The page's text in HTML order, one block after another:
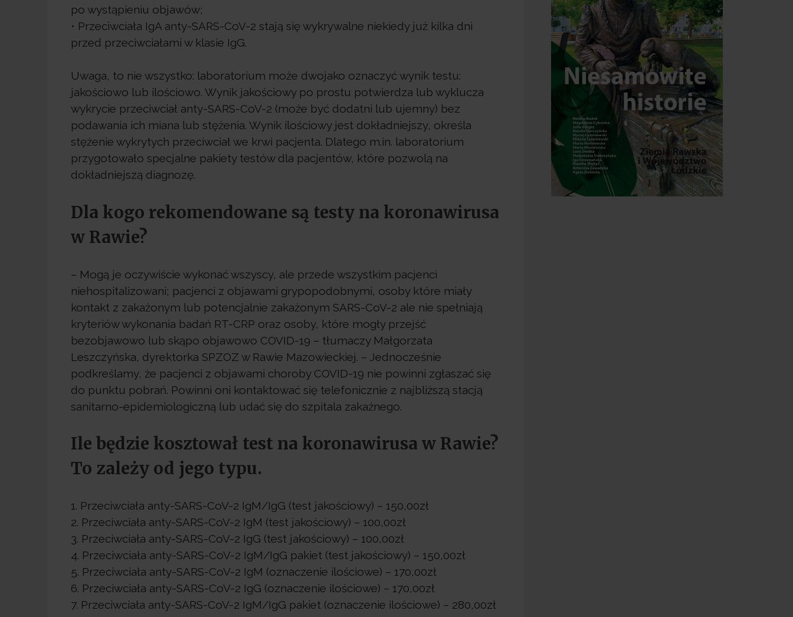
po wystąpieniu objawów;
• Przeciwciała IgA anty-SARS-CoV-2 stają się wykrywalne niekiedy już kilka dni
przed przeciwciałami w klasie IgG.
Uwaga, to nie wszystko: laboratorium może dwojako oznaczyć wynik testu:
jakościowo lub ilościowo. Wynik jakościowy po prostu potwierdza lub wyklucza
wykrycie przeciwciał anty-SARS-CoV-2 (może być dodatni lub ujemny) bez
podawania ich miana lub stężenia. Wynik ilościowy jest dokładniejszy, określa
stężenie wykrytych przeciwciał we krwi pacjenta. Dlatego m.in. laboratorium
przygotowało specjalne pakiety testów dla pacjentów, które pozwolą na
dokładniejszą diagnozę.
Dla kogo rekomendowane są testy na koronawirusa
w Rawie?
– Mogą je oczywiście wykonać wszyscy, ale przede wszystkim pacjenci
niehospitalizowani; pacjenci z objawami grypopodobnymi, osoby które miały
kontakt z zakażonym lub potencjalnie zakażonym SARS-CoV-2 ale nie spełniają
kryteriów wykonania badań RT-CRP oraz osoby, które mogły przejść
bezobjawowo lub skąpo objawowo COVID-19 – tłumaczy Małgorzata
Leszczyńska, dyrektorka SPZOZ w Rawie Mazowieckiej. – Jednocześnie
podkreślamy, że pacjenci z objawami choroby COVID-19 nie powinni zgłaszać się
do punktu pobrań. Powinni oni kontaktować się telefonicznie z najbliższą stacją
sanitarno-epidemiologiczną lub udać się do szpitala zakaźnego.
Ile będzie kosztował test na koronawirusa w Rawie?
To zależy od jego typu.
1. Przeciwciała anty-SARS-CoV-2 IgM/IgG (test jakościowy) – 150,00zł
2. Przeciwciała anty-SARS-CoV-2 IgM (test jakościowy) – 100,00zł
3. Przeciwciała anty-SARS-CoV-2 IgG (test jakościowy) – 100,00zł
4. Przeciwciała anty-SARS-CoV-2 IgM/IgG pakiet (test jakościowy) – 150,00zł
5. Przeciwciała anty-SARS-CoV-2 IgM (oznaczenie ilościowe) – 170,00zł
6. Przeciwciała anty-SARS-CoV-2 IgG (oznaczenie ilościowe) – 170,00zł
7. Przeciwciała anty-SARS-CoV-2 IgM/IgG pakiet (oznaczenie ilościowe) – 280,00zł